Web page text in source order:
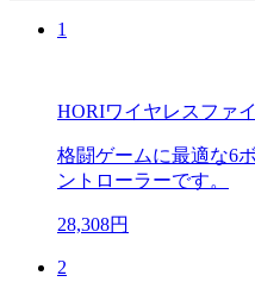
1
HORIワイヤレスファ
格闘ゲームに最適な6
ントローラーです。
28,308円
2